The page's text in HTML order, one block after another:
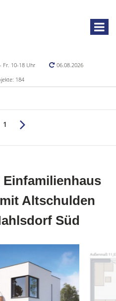
Fr. 10-18 Uhr
06.08.2026
184
1
Altschulden
Süd